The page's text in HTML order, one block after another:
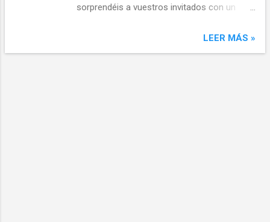
sorprendéis a vuestros invitados con un
LEER MÁS »